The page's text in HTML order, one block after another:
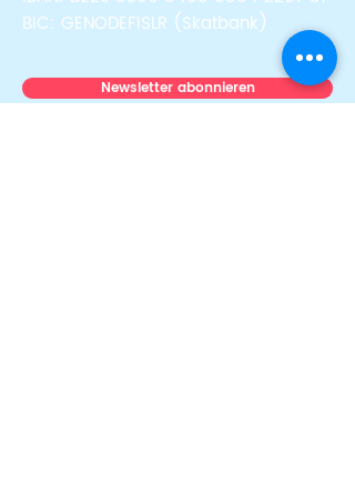
BIC: GENODEF1SLR (Skatbank)
Newsletter abonnieren